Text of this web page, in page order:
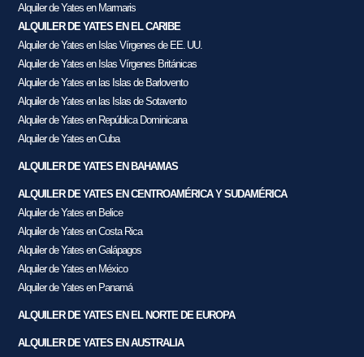
Alquiler de Yates en Marmaris
ALQUILER DE YATES EN EL CARIBE
Alquiler de Yates en Islas Vírgenes de EE. UU.
Alquiler de Yates en Islas Vírgenes Británicas
Alquiler de Yates en las Islas de Barlovento
Alquiler de Yates en las Islas de Sotavento
Alquiler de Yates en República Dominicana
Alquiler de Yates en Cuba
ALQUILER DE YATES EN BAHAMAS
ALQUILER DE YATES EN CENTROAMÉRICA Y SUDAMÉRICA
Alquiler de Yates en Belice
Alquiler de Yates en Costa Rica
Alquiler de Yates en Galápagos
Alquiler de Yates en México
Alquiler de Yates en Panamá
ALQUILER DE YATES EN EL NORTE DE EUROPA
ALQUILER DE YATES EN AUSTRALIA